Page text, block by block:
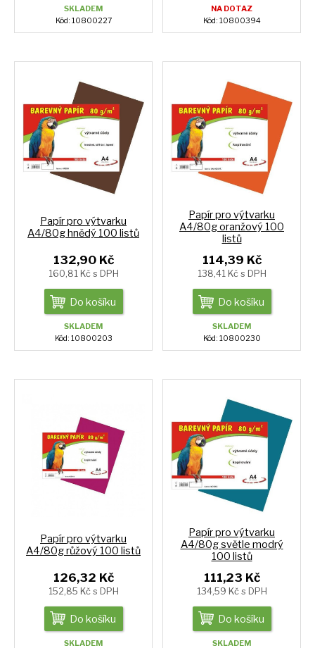
SKLADEM
Kód: 10800227
NA DOTAZ
Kód: 10800394
Papír pro výtvarku
A4/80g hnědý 100 listů
132,90 Kč
160,81 Kč s DPH
Do košíku
SKLADEM
Kód: 10800203
Papír pro výtvarku
A4/80g oranžový 100
listů
114,39 Kč
138,41 Kč s DPH
Do košíku
SKLADEM
Kód: 10800230
Papír pro výtvarku
A4/80g růžový 100 listů
126,32 Kč
152,85 Kč s DPH
Do košíku
SKLADEM
Papír pro výtvarku
A4/80g světle modrý
100 listů
111,23 Kč
134,59 Kč s DPH
Do košíku
SKLADEM